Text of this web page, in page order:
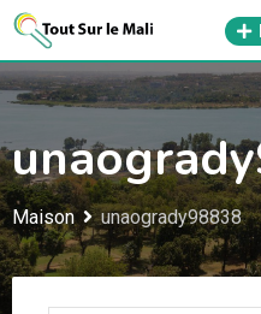
Aller
contenu
Maison unaogrady98838